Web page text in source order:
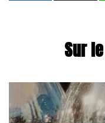
Sur